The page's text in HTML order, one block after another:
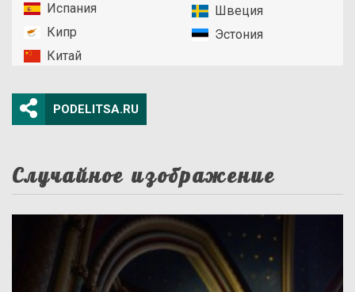
Испания
Кипр
Китай
Швеция
Эстония
PODELITSA.RU
Случайное изображение